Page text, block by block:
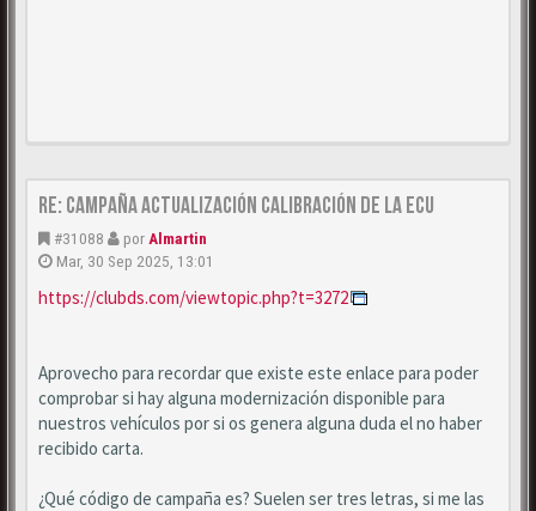
Re: Campaña actualización calibración de la ECU
#31088 por Almartin
Mar, 30 Sep 2025, 13:01
https://clubds.com/viewtopic.php?t=3272
Aprovecho para recordar que existe este enlace para poder
comprobar si hay alguna modernización disponible para
nuestros vehículos por si os genera alguna duda el no haber
recibido carta.
¿Qué código de campaña es? Suelen ser tres letras, si me las